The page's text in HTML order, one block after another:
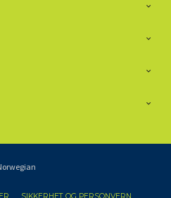
SIKKERHET OG PERSONVERN